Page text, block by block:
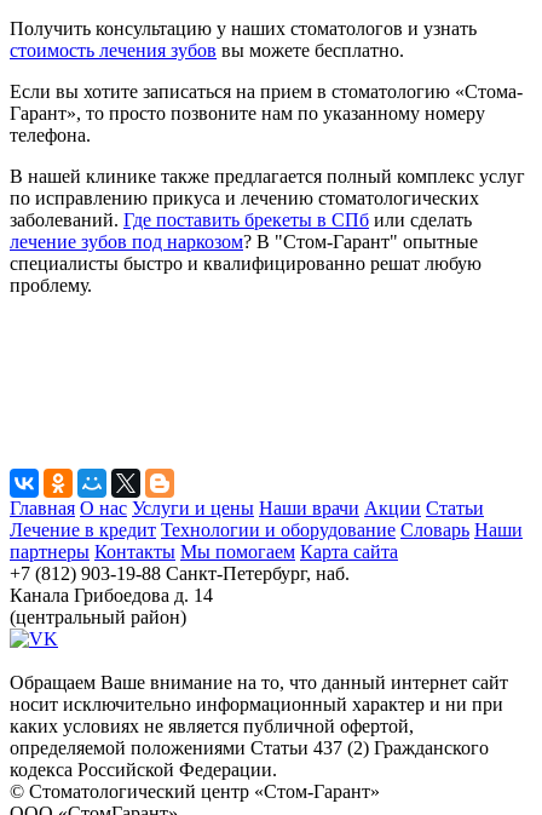
Получить консультацию у наших стоматологов и узнать
стоимость лечения зубов вы можете бесплатно.
Если вы хотите записаться на прием в стоматологию «Стома-
Гарант», то просто позвоните нам по указанному номеру
телефона.
В нашей клинике также предлагается полный комплекс услуг
по исправлению прикуса и лечению стоматологических
заболеваний. Где поставить брекеты в СПб или сделать
лечение зубов под наркозом? В "Стом-Гарант" опытные
специалисты быстро и квалифицированно решат любую
проблему.
Главная О нас Услуги и цены Наши врачи Акции Статьи
Лечение в кредит Технологии и оборудование Словарь Наши
партнеры Контакты Мы помогаем Карта сайта
+7 (812) 903-19-88 Санкт-Петербург, наб.
Канала Грибоедова д. 14
(центральный район)
Обращаем Ваше внимание на то, что данный интернет сайт
носит исключительно информационный характер и ни при
каких условиях не является публичной офертой,
определяемой положениями Статьи 437 (2) Гражданского
кодекса Российской Федерации.
© Стоматологический центр «Стом-Гарант»